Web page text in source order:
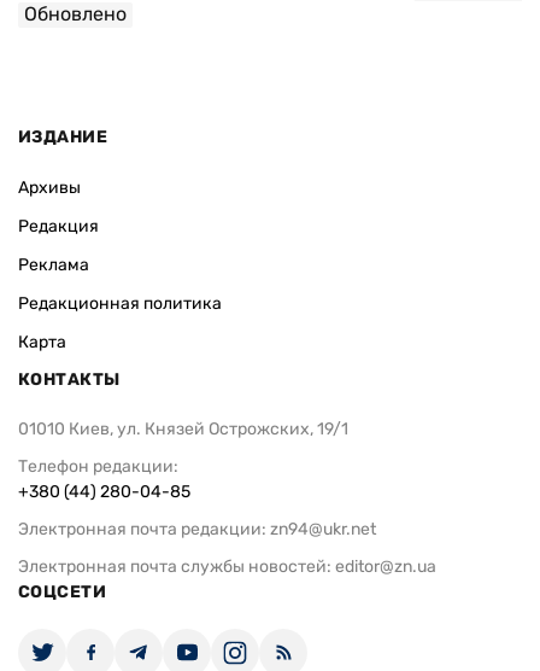
Обновлено
ИЗДАНИЕ
Архивы
Редакция
Реклама
Редакционная политика
Карта
КОНТАКТЫ
01010 Киев, ул. Князей Острожских, 19/1
Телефон редакции:
+380 (44) 280-04-85
Электронная почта редакции: zn94@ukr.net
Электронная почта службы новостей: editor@zn.ua
СОЦСЕТИ